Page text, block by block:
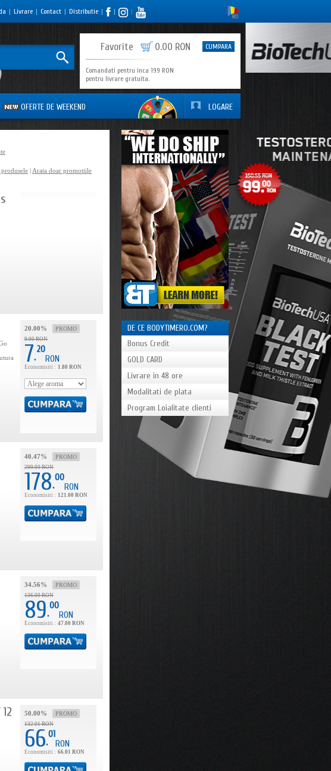
| Livrare | Contact | Distributie | | |
Favorite 0.00 RON CUMPARA
Comandati pentru inca 199 RON
pentru livrare gratuita.
OFERTE DE WEEKEND LOGARE
| Arata doar promotiile
20.00% PROMO
9.00 RON
7.
20
RON
Economisiti : 1.80 RON
40.47% PROMO
299.00 RON
178.
00
RON
Economisiti : 121.00 RON
34.56% PROMO
136.00 RON
89.
00
RON
Economisiti : 47.00 RON
50.00% PROMO
132.01 RON
66.
01
RON
Economisiti : 66.01 RON
DE CE BODYTIMERO.COM?
Bonus Credit
GOLD CARD
Livrare in 48 ore
Modalitati de plata
Program Loialitate clienti